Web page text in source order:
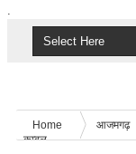
.
Home आजमगढ़
कम्बल